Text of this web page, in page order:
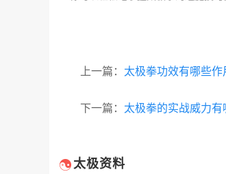
上一篇： 太极拳功效有哪些作
下一篇： 太极拳的实战威力有
太极资料